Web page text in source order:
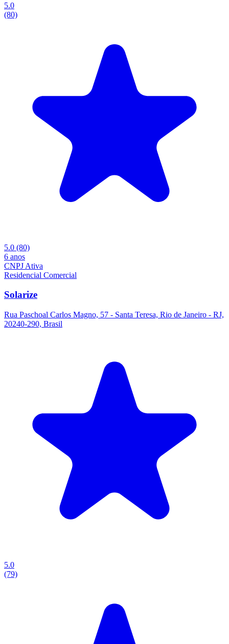
5.0
(80)
5.0 (80)
6 anos
CNPJ Ativa
Residencial Comercial
Solarize
Rua Paschoal Carlos Magno, 57 - Santa Teresa, Rio de Janeiro - RJ,
20240-290, Brasil
5.0
(79)